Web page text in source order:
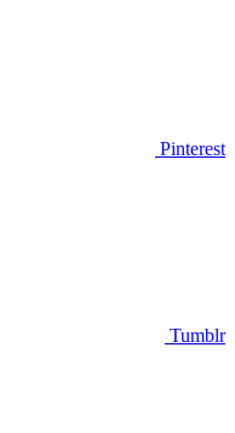
Pinterest
Tumblr